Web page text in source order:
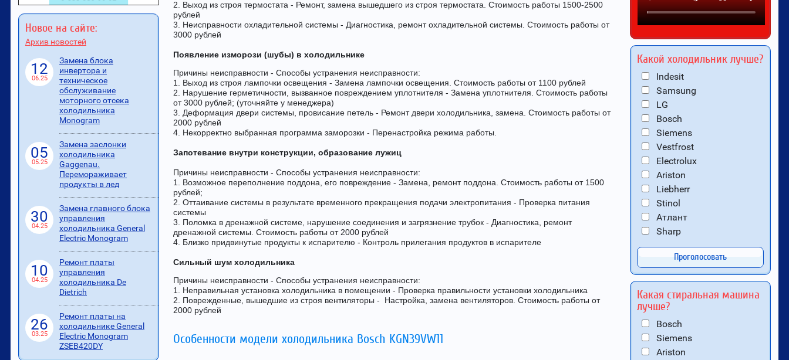
2. Выход из строя термостата - Ремонт, замена вышедшего из строя термостата. Стоимость работы 1500-2500
рублей
3. Неисправности охладительной системы - Диагностика, ремонт охладительной системы. Стоимость работы от
3000 рублей
Появление изморози (шубы) в холодильнике
Причины неисправности - Способы устранения неисправности:
1. Выход из строя лампочки освещения - Замена лампочки освещения. Стоимость работы от 1100 рублей
2. Нарушение герметичности, вызванное повреждением уплотнителя - Замена уплотнителя. Стоимость работы
от 3000 рублей; (уточняйте у менеджера)
3. Деформация двери системы, провисание петель - Ремонт двери холодильника, замена. Стоимость работы от
2000 рублей
4. Некорректно выбранная программа заморозки - Перенастройка режима работы.
Запотевание внутри конструкции, образование лужиц
Причины неисправности - Способы устранения неисправности:
1. Возможное переполнение поддона, его повреждение - Замена, ремонт поддона. Стоимость работы от 1500
рублей;
2. Оттаивание системы в результате временного прекращения подачи электропитания - Проверка питания
системы
3. Поломка в дренажной системе, нарушение соединения и загрязнение трубок - Диагностика, ремонт
дренажной системы. Стоимость работы от 2000 рублей
4. Близко придвинутые продукты к испарителю - Контроль прилегания продуктов в испарителе
Сильный шум холодильника
Причины неисправности - Способы устранения неисправности:
1. Неправильная установка холодильника в помещении - Проверка правильности установки холодильника
2. Поврежденные, вышедшие из строя вентиляторы - Настройка, замена вентиляторов. Стоимость работы от
2000 рублей
Особенности модели холодильника Bosch KGN39VW11
Новое на сайте:
Архив новостей
12
06.25
Замена блока
инвертора и
техническое
обслуживание
моторного отсека
холодильника
Monogram
05
05.25
Замена заслонки
холодильника
Gaggenau.
Перемораживает
продукты в лед
30
04.25
Замена главного блока
управления
холодильника General
Electric Monogram
10
04.25
Ремонт платы
управления
холодильника De
Dietrich
26
03.25
Ремонт платы на
холодильнике General
Electric Monogram
ZSEB420DY
Какой холодильник лучше?
Indesit
Samsung
LG
Bosch
Siemens
Vestfrost
Electrolux
Ariston
Liebherr
Stinol
Атлант
Sharp
Проголосовать
Какая стиральная машина
лучше?
Bosch
Siemens
Ariston